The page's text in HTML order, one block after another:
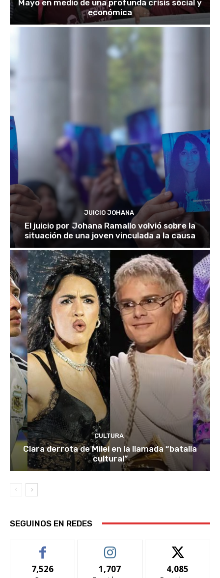
Mayo en medio de una profunda crisis social y
económica
JUICIO JOHANA
El juicio por Johana Ramallo volvió sobre la
situación de una joven vinculada a la causa
CULTURA
Clara derrota de Milei en la llamada “batalla
cultural”
SEGUINOS EN REDES
7,526 1,707 4,085